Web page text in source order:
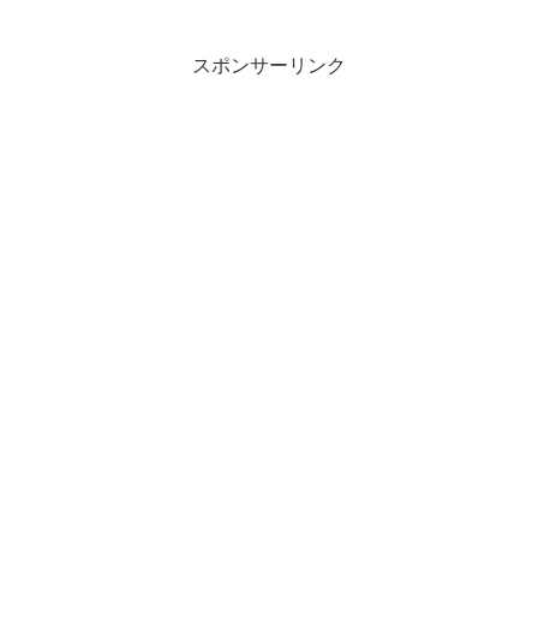
スポンサーリンク